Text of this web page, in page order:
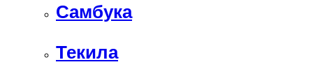
Самбука
Текила